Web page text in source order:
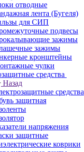
отводные
лента (Бугеля)
для СИП
подвесы
зажимы
зажимы
кронштейны
чулки
средства
Назад
средства
защитная
напряжения
защитные
коврики